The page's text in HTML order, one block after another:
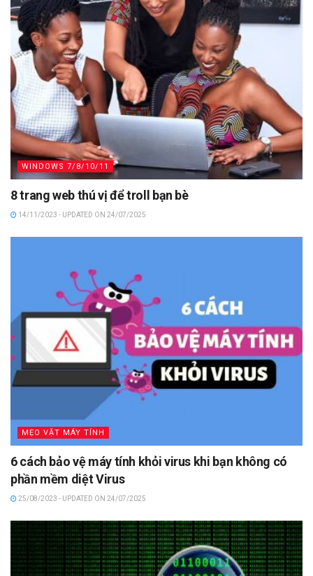
WINDOWS 7/8/10/11
8 trang web thú vị để troll bạn bè
14/11/2023 - UPDATED ON 24/07/2025
MẸO VẶT MÁY TÍNH
6 cách bảo vệ máy tính khỏi virus khi bạn không có
phần mềm diệt Virus
25/08/2023 - UPDATED ON 24/07/2025